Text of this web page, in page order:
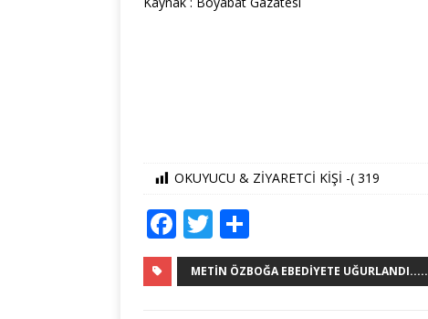
OKUYUCU & ZİYARETCİ KİŞİ -( 319
F
a
c
T
w
it
h
ar
METIN ÖZBOĞA EBEDIYETE UĞURLANDI.....